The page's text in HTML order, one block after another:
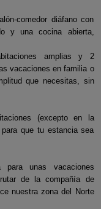
comedor diáfano con
y una cocina abierta,
amplias y 2
vacaciones en familia o
que necesitas, sin
(excepto en la
que tu estancia sea
unas vacaciones
de la compañía de
nuestra zona del Norte